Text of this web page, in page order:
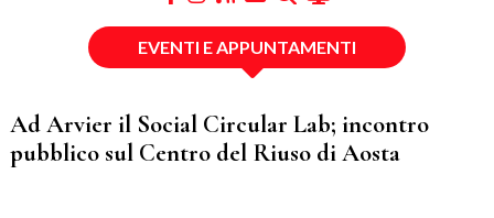
EVENTI E APPUNTAMENTI
Ad Arvier il Social Circular Lab; incontro
pubblico sul Centro del Riuso di Aosta